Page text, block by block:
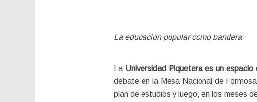
La educación popular como bandera
La Universidad Piquetera es un
debate en la Mesa Nacional de
plan de estudios y luego, en los meses